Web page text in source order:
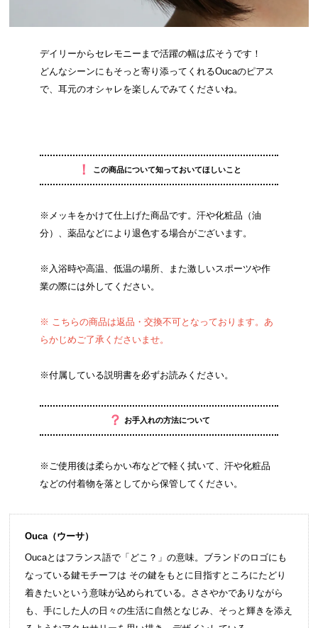
デイリーからセレモニーまで活躍の幅は広そうです！
どんなシーンにもそっと寄り添ってくれるOucaのピアス
で、耳元のオシャレを楽しんでみてくださいね。
！ この商品について知っておいてほしいこと
※メッキをかけて仕上げた商品です。汗や化粧品（油
分）、薬品などにより退色する場合がございます。
※入浴時や高温、低温の場所、また激しいスポーツや作
業の際には外してください。
※ こちらの商品は返品・交換不可となっております。あ
らかじめご了承くださいませ。
※付属している説明書を必ずお読みください。
？ お手入れの方法について
※ご使用後は柔らかい布などで軽く拭いて、汗や化粧品
などの付着物を落としてから保管してください。
Ouca（ウーサ）
Oucaとはフランス語で「どこ？」の意味。ブランドのロゴにも
なっている鍵モチーフは その鍵をもとに目指すところにたどり
着きたいという意味が込められている。ささやかでありながら
も、手にした人の日々の生活に自然となじみ、そっと輝きを添え